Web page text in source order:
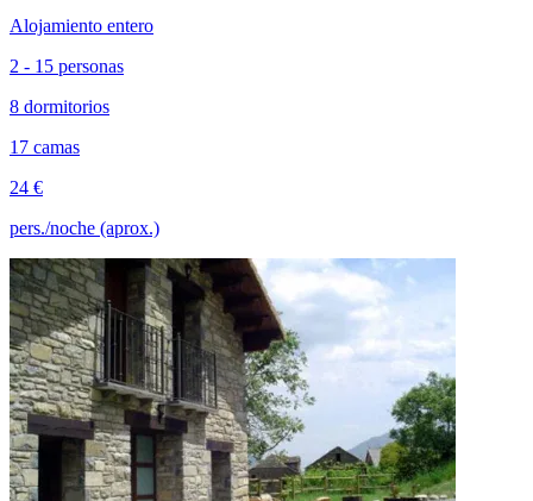
Alojamiento entero
2 - 15 personas
8 dormitorios
17 camas
24 €
pers./noche (aprox.)